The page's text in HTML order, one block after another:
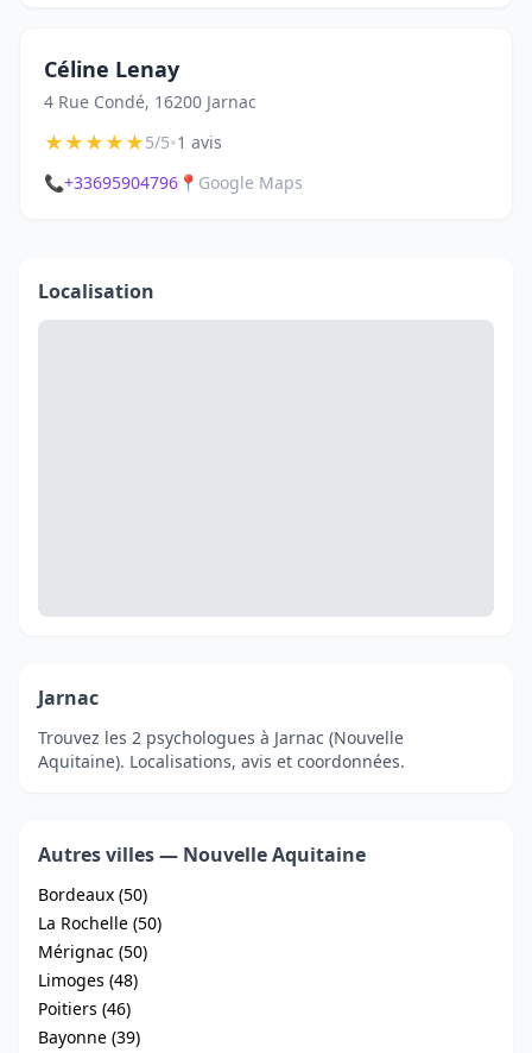
Céline Lenay
4 Rue Condé, 16200 Jarnac
★★★★★5/5•1 avis
📞+33695904796 📍 Google Maps
Localisation
Jarnac
Trouvez les 2 psychologues à Jarnac (Nouvelle
Aquitaine). Localisations, avis et coordonnées.
Autres villes — Nouvelle Aquitaine
Bordeaux (50)
La Rochelle (50)
Mérignac (50)
Limoges (48)
Poitiers (46)
Bayonne (39)